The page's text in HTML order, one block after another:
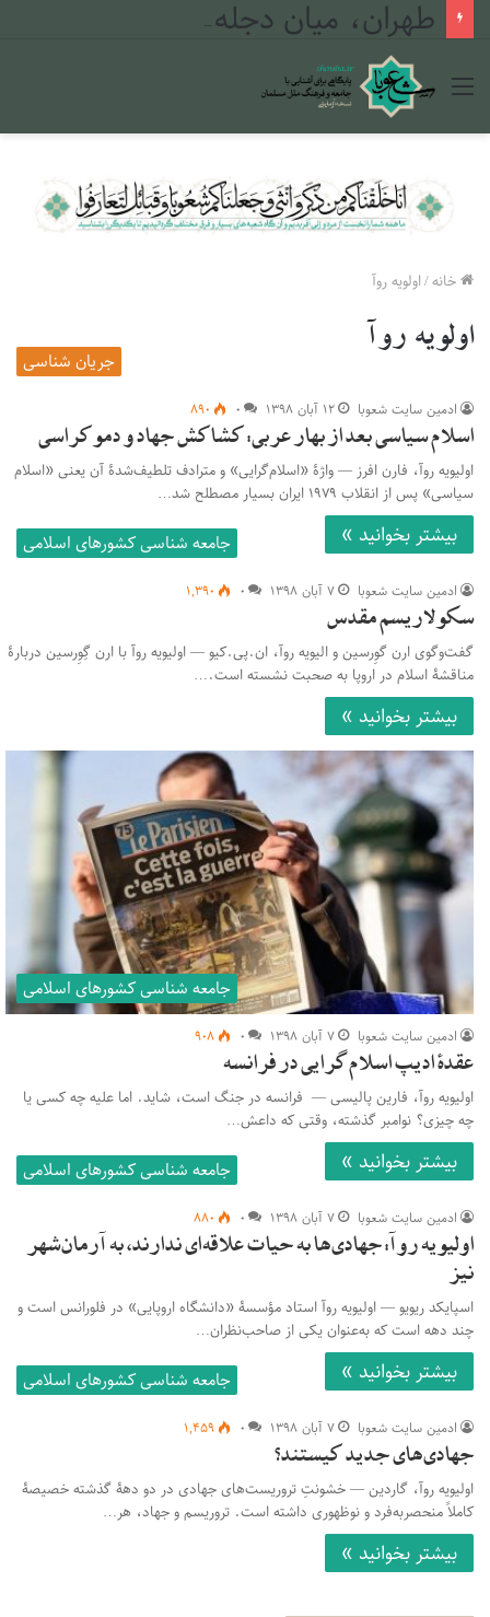
طهران، میان دجله و فرات
منو
خانه/اولویه روآ
اولویه روآ
جریان شناسی
ادمین سایت شعوبا ۱۲ آبان ۱۳۹۸ ۰ ۸۹۰
اسلام سیاسی بعد از بهار عربی: کشاکش جهاد و دموکراسی
اولیویه روآ، فارن افرز — واژۀ «اسلام‌‌گرایی» و مترادف تلطیف‌‌شدۀ آن یعنی «اسلام
سیاسی» پس از انقلاب ۱۹۷۹ ایران بسیار مصطلح شد…
بیشتر بخوانید » جامعه شناسی کشورهای اسلامی
ادمین سایت شعوبا ۷ آبان ۱۳۹۸ ۰ ۱,۳۹۰
سکولاریسم مقدس
گفت‌وگوی ارن گوِرسین و الیویه روآ، ان.پی.کیو — اولیویه روآ با ارن گِوِرسین دربارۀ
مناقشۀ اسلام در اروپا به صحبت نشسته است.…
بیشتر بخوانید »
جامعه شناسی کشورهای اسلامی
ادمین سایت شعوبا ۷ آبان ۱۳۹۸ ۰ ۹۰۸
عقدۀ ادیپ اسلام‌گرایی در فرانسه
اولیویه روآ، فارین پالیسی — فرانسه در جنگ است، شاید. اما علیه چه کسی یا
چه چیزی؟ نوامبر گذشته، وقتی که داعش…
بیشتر بخوانید » جامعه شناسی کشورهای اسلامی
ادمین سایت شعوبا ۷ آبان ۱۳۹۸ ۰ ۸۸۰
اولیویه روآ: جهادی‌ها به حیات علاقه‌ای ندارند، به آرمان‌شهر
نیز
اسپایکد ریویو — اولیویه روآ استاد مؤسسۀ «دانشگاه اروپایی» در فلورانس است و
چند دهه است که به‌عنوان یکی از صاحب‌نظران…
بیشتر بخوانید » جامعه شناسی کشورهای اسلامی
ادمین سایت شعوبا ۷ آبان ۱۳۹۸ ۰ ۱,۴۵۹
جهادی‌های جدید کیستند؟
اولیویه روآ، گاردین — خشونتِ تروریست‌های جهادی در دو دهۀ گذشته خصیصۀ
کاملاً منحصربه‌فرد و نوظهوری داشته است. تروریسم و جهاد، هر…
بیشتر بخوانید »